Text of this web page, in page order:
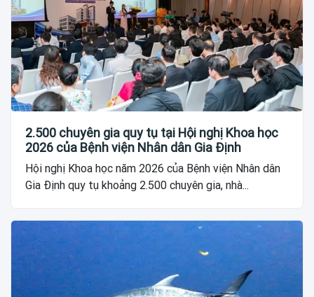
2.500 chuyên gia quy tụ tại Hội nghị Khoa học
2026 của Bệnh viện Nhân dân Gia Định
Hội nghị Khoa học năm 2026 của Bệnh viện Nhân dân
Gia Định quy tụ khoảng 2.500 chuyên gia, nhà...